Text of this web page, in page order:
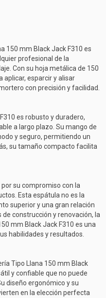
150 mm Black Jack F310 es
profesional de la
Con su hoja metálica de 150
esparcir y alisar
con precisión y facilidad.
es robusto y duradero,
a largo plazo. Su mango de
y seguro, permitiendo un
su tamaño compacto facilita
por su compromiso con la
Esta espátula no es la
superior y una gran relación
construcción y renovación, la
mm Black Jack F310 es una
habilidades y resultados.
Tipo Llana 150 mm Black
y confiable que no puede
diseño ergonómico y su
en la elección perfecta